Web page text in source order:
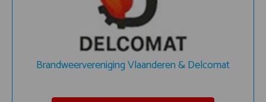
Brandweervereniging Vlaanderen & Delcomat